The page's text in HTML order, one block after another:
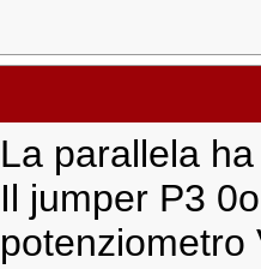
La parallela
Il jumper P3
potenziometro